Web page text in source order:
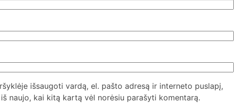
išsaugoti vardą, el. pašto adresą ir interneto puslapį,
naujo, kai kitą kartą vėl norėsiu parašyti komentarą.